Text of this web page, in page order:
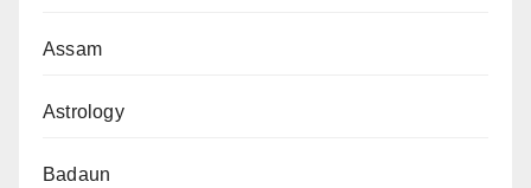
Assam
Astrology
Badaun